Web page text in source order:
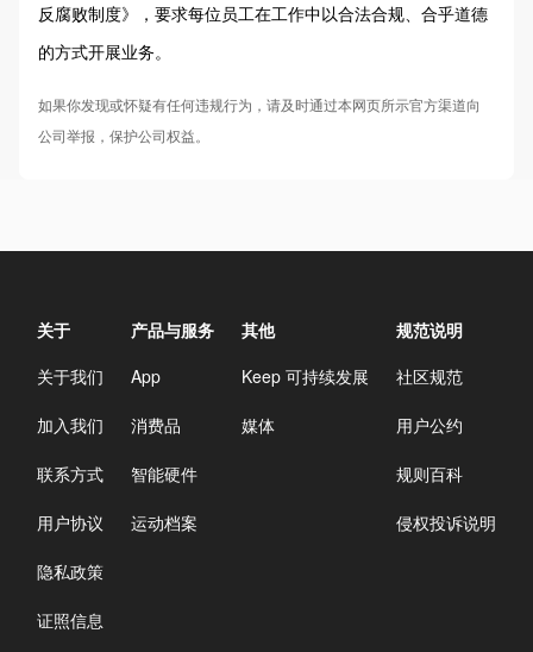
反腐败制度》，要求每位员工在工作中以合法合规、合乎道德
的方式开展业务。
如果你发现或怀疑有任何违规行为，请及时通过本网页所示官方渠道向
公司举报，保护公司权益。
关于
关于我们
加入我们
联系方式
用户协议
隐私政策
证照信息
产品与服务
App
消费品
智能硬件
运动档案
其他
Keep 可持续发展
媒体
规范说明
社区规范
用户公约
规则百科
侵权投诉说明